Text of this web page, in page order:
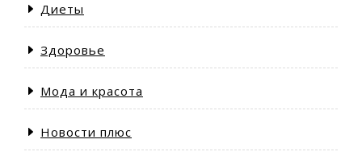
Диеты
Здоровье
Мода и красота
Новости плюс